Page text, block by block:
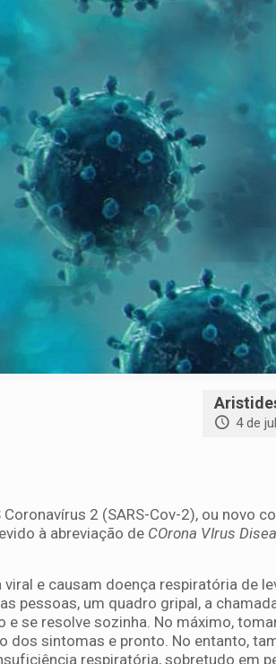
4 de
2 (SARS-Cov-2), ou novo
à abreviação de COrona VIrus
e causam doença respiratória de
pessoas, um quadro gripal, a
e se resolve sozinha. No máximo,
dos sintomas e pronto. No entanto,
respiratória, sobretudo em